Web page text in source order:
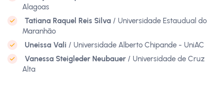
Alagoas
Tatiana Raquel Reis Silva / Universidade Estaudual do
Maranhão
Uneissa Vali / Universidade Alberto Chipande - UniAC
Vanessa Steigleder Neubauer / Universidade de Cruz
Alta